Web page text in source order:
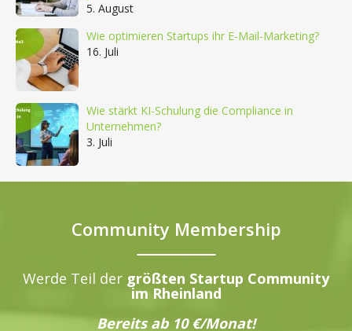
5. August
Wie optimieren Startups ihr E-Mail-Marketing?
16. Juli
Wie stärkt KI-Schulung die Compliance in
Unternehmen?
3. Juli
Community Membership
Werde Teil der größten Startup Community
im Rheinland
Bereits ab 10 €/Monat!